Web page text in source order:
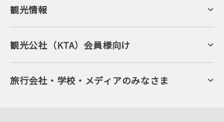
観光情報
京丹後について
ジオパークの絶景
キャンプ・グランピング
自然景観
旬の食
フルーツ
美術館・資料館
観光公社（KTA）会員様向け
KTA会員コミュニティ
会員向けサービス
KTAニュースレター
会員加入・会員情報（会員規程）
旅行会社・学校・メディアのみなさま
プレスリリース